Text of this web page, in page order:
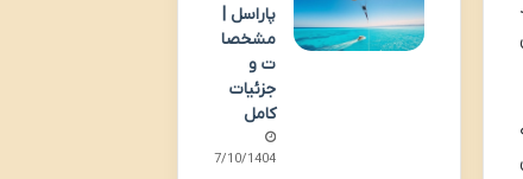
پاراسل |
مشخصا
ت و
جزئیات
کامل
07/10/1404